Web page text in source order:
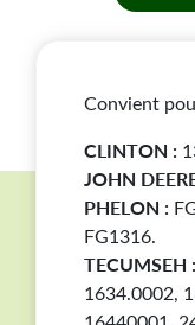
4171007 /
Convient
CLINTON :
JOHN
PHELON :
FG1316.
TECUMSEH :
1634.0002,